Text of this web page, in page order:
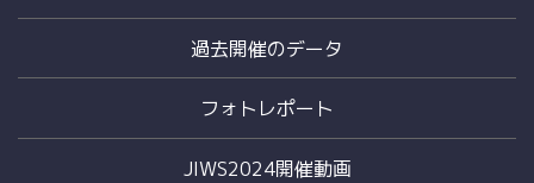
過去開催のデータ
フォトレポート
JIWS2024開催動画